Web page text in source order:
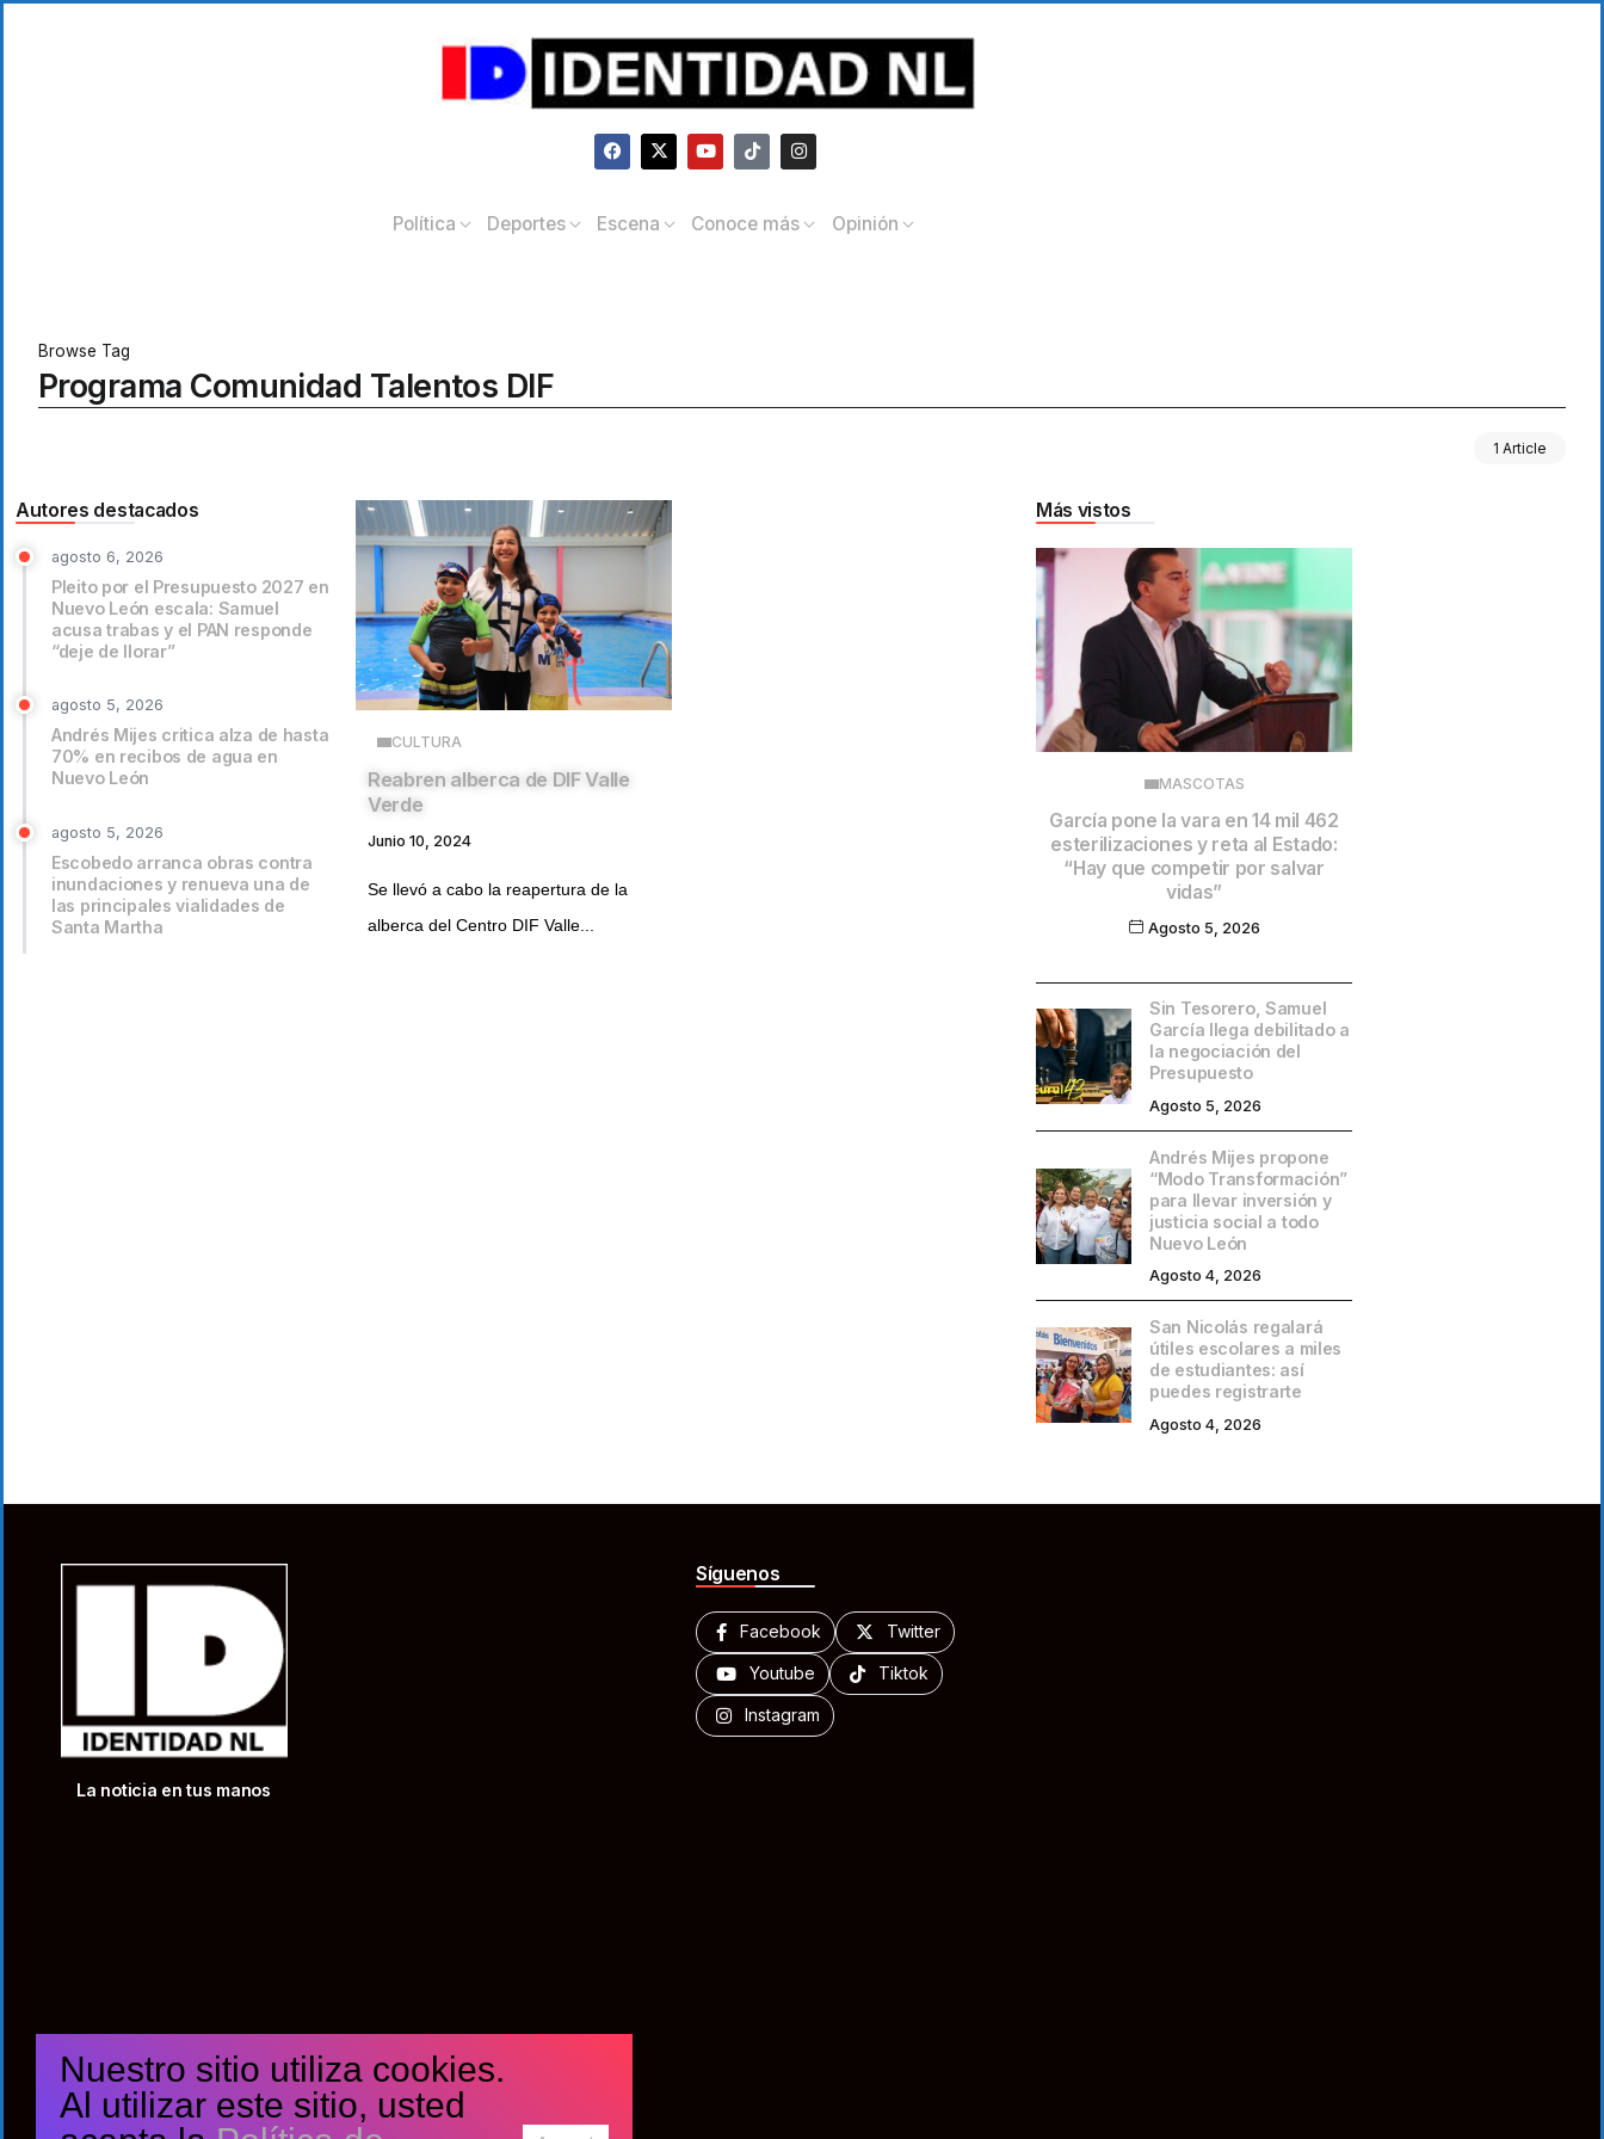
Política Deportes Escena Conoce más Opinión
Browse Tag
Programa Comunidad Talentos DIF
1 Article
Autores destacados
agosto 6, 2026
Pleito por el Presupuesto 2027 en
Nuevo León escala: Samuel
acusa trabas y el PAN responde
“deje de llorar”
agosto 5, 2026
Andrés Mijes critica alza de hasta
70% en recibos de agua en
Nuevo León
agosto 5, 2026
Escobedo arranca obras contra
inundaciones y renueva una de
las principales vialidades de
Santa Martha
CULTURA
Reabren alberca de DIF Valle
Verde
Junio 10, 2024
Se llevó a cabo la reapertura de la
alberca del Centro DIF Valle...
Más vistos
MASCOTAS
García pone la vara en 14 mil 462
esterilizaciones y reta al Estado:
“Hay que competir por salvar
vidas”
Agosto 5, 2026
Sin Tesorero, Samuel
García llega debilitado a
la negociación del
Presupuesto
Agosto 5, 2026
Andrés Mijes propone
“Modo Transformación”
para llevar inversión y
justicia social a todo
Nuevo León
Agosto 4, 2026
San Nicolás regalará
útiles escolares a miles
de estudiantes: así
puedes registrarte
Agosto 4, 2026
La noticia en tus manos
Síguenos
Facebook Twitter
Youtube Tiktok
Instagram
Nuestro sitio utiliza cookies.
Al utilizar este sitio, usted